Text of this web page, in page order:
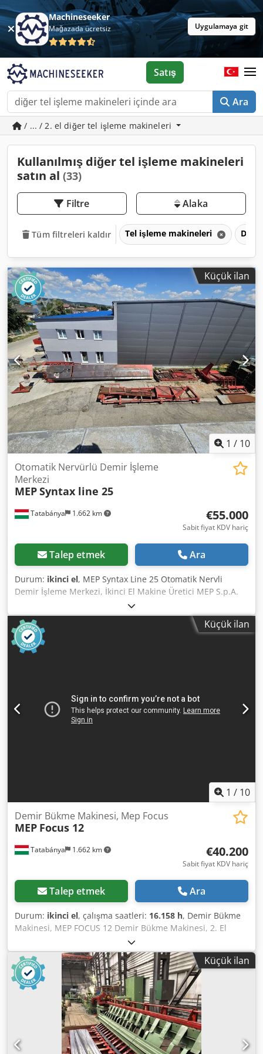
Machineseeker
Mağazada ücretsiz Uygulamaya git
Ara
Satış
/ ... / 2. el diğer tel işleme makineleri
Kullanılmış diğer tel işleme makineleri
satın al (33)
Filtre Alaka
Tüm filtreleri kaldır Tel işleme makineleri
Küçük ilan
1 / 10
Tatabánya 1.662 km
Otomatik Nervürlü Demir İşleme
Merkezi
MEPSyntax line 25
€55.000
Sabit fiyat KDV hariç
Talep etmek Ara
Durum: ikinci el, MEP Syntax Line 25 Otomatik Nervli
Demir İşleme Merkezi, İkinci El Makine Üretici MEP S.p.A.
(İtalya'da Üretilmiştir) Model Syntax Line 25 Makine
Fonksiyonları Bobinden otomatik düzleştirme Hidrolik
kesme CNC kontrollü çift yönlü bükme İşleme Kapasitesi
(Bobinden Nervli Demir) Tek telli çalışma: Ø8 mm - Ø25
mm Çift telli çalışma: Ø8 mm - Ø16 mm arası 2 nervürün
Genişlik: 17.400 mm Derinlik: 2.400 mm Yükseklik: 1.600
mm Durum Dahili monitör çalışmıyor. Makine, harici
monitör bağlanarak çalışmaya olanak tanıyan bir video
Küçük ilan
1 / 10
Tatabánya 1.662 km
Demir Bükme Makinesi, Mep Focus
MEP Focus 12
€40.200
Sabit fiyat KDV hariç
Talep etmek Ara
Durum: ikinci el, çalışma saatleri: 16.158 h, Demir Bükme
Makinesi, MEP FOCUS 12 Demir Bükme Makinesi, 2. El
Makine Üretici: MEP S.p.A., İtalya Model: FOCUS 12 Üretim
yılı: 2006 Dodpfx Amezaq Dljrsck Genel ölçüler: MEP bükme
makinesi: Genişlik: 3660 mm Derinlik: 1620 mm Yükseklik:
2350 mm Açıcı: Genişlik: 4820 mm Derinlik: 1980 mm
Yükseklik: 1460 mm Bükme kapasitesi: 6–12 mm
Aksesuarlar: 5 adet tel kangalı 1 adet 8 mm bükme aparatı
Programlanabilirlik: “Focus” serisinin en önemli
avantajlarından biri, bükme açılarını elektronik kontrol
paneli üzerinden ayarlayabilmenizdir. Macar üretimi eski
makinelerde olduğu gibi, mekanik dayama noktalarını
Küçük ilan